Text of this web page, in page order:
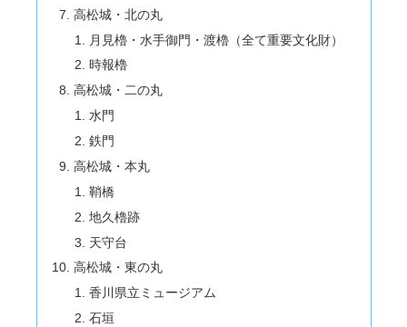
高松城・北の丸
月見櫓・水手御門・渡櫓（全て重要文化財）
時報櫓
高松城・二の丸
水門
鉄門
高松城・本丸
鞘橋
地久櫓跡
天守台
高松城・東の丸
香川県立ミュージアム
石垣